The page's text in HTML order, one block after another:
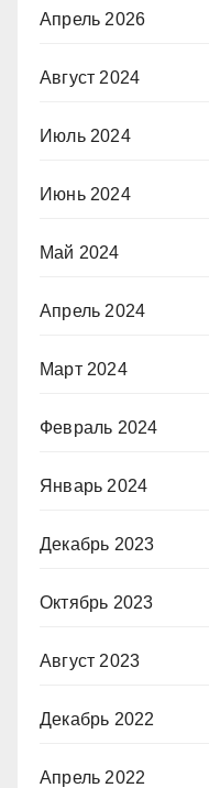
Апрель 2026
Август 2024
Июль 2024
Июнь 2024
Май 2024
Апрель 2024
Март 2024
Февраль 2024
Январь 2024
Декабрь 2023
Октябрь 2023
Август 2023
Декабрь 2022
Апрель 2022